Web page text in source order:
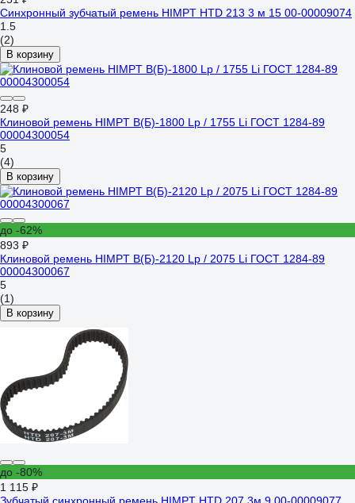
Синхронный зубчатый ремень HIMPT HTD 213 3 м 15 00-00009074
1.5
(2)
В корзину
248 ₽
Клиновой ремень HIMPT В(Б)-1800 Lp / 1755 Li ГОСТ 1284-89
00004300054
5
(4)
В корзину
до -62%
893 ₽
Клиновой ремень HIMPT В(Б)-2120 Lp / 2075 Li ГОСТ 1284-89
00004300067
5
(1)
В корзину
до -80%
1 115 ₽